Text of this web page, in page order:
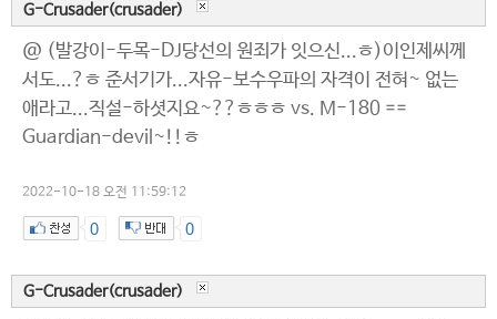
G-Crusader(crusader)
@ (발강이-두목-DJ당선의 원죄가 잇으신...ㅎ)이인제씨께
서도...?ㅎ 준서기가...자유-보수우파의 자격이 전혀~ 없는
애라고...직설-하셧지요~??ㅎㅎㅎ vs. M-180 ==
Guardian-devil~!!ㅎ
2022-10-18 오전 11:59:12
0 0
G-Crusader(crusader)